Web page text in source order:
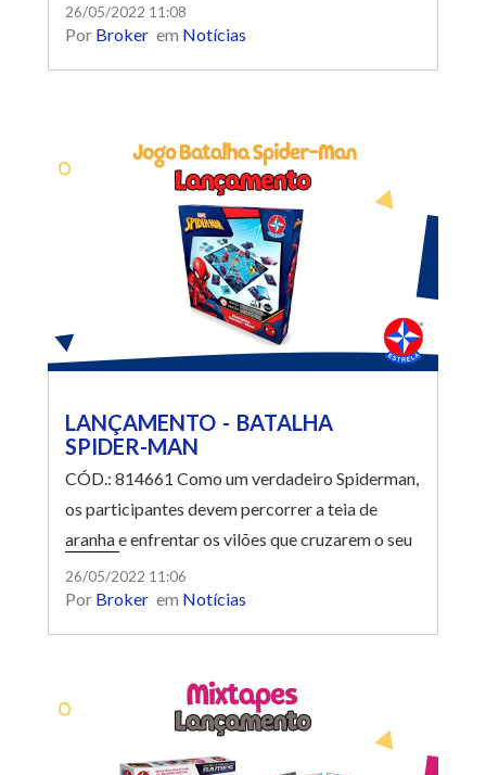
melhores artistas e as mais deliciosas iguarias
para oferecer à sua plateia, e assim irem
montando o seu próprio circo. No final da
Terra!
26/05/2022 11:08
Por Broker em Notícias
LANÇAMENTO - BATALHA
SPIDER-MAN
CÓD.: 814661 Como um verdadeiro Spiderman,
os participantes devem percorrer a teia de
aranha e enfrentar os vilões que cruzarem o seu
caminho. O grande vencedor será quem ganhar
primeiro a batalha contra Venon, Green Goblin,
Carnagem e Dr. Octopus.
26/05/2022 11:06
Por Broker em Notícias